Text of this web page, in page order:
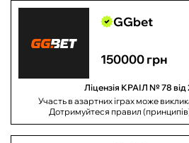
GGbet
150000 грн
Ліцензія КРАІЛ № 78
Участь в азартних іграх може
Дотримуйтеся правил (принципів)